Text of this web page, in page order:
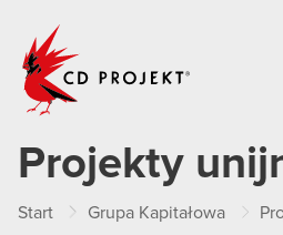
Projekty
Start Grupa Kapitałowa